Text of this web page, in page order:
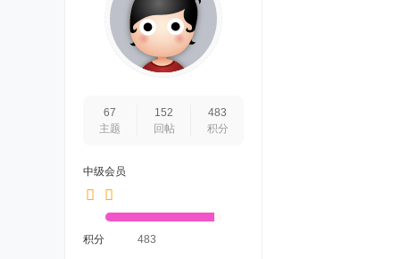
67
主题
152
回帖
483
积分
中级会员
积分 483